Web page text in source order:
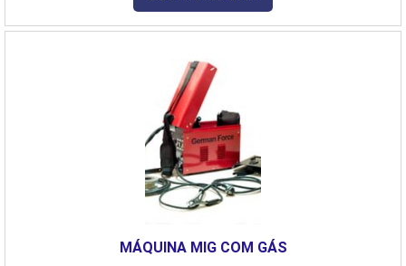
objetivo é disponibilizar o que há de melhor para fidelizar os
clientes.QUALIDADE COMPROVADA NO SEGMENTOSomente na
queimadores industriais. Com foco na experiência dos clientes,
oferece itens variados como conserto de queimadores e
manutenção de queimadores industriais com ótima qualidade e
proteção. Se diferenciando dentro de seu segmento, a empresa
consegue também proporcionar um atendimento cuidadoso e que
busca a satisfação do cliente.A Inovatti Queimadores Industriais é
uma empresa que tem sido preferência no segmento por toda
que estão prontos para oferecer suporte e assistência durante todo
o processo de compra. A empresa também se destaca pelo seu
compromisso com a satisfação do cliente, garantindo a entrega
dos produtos dentro do prazo e oferecendo um excelente
atendimento pós-venda. Portanto, se você está interessado em
comprar um castelo moenda, entre em contato com a Normatec e
descubra as opções disponíveis.
MÁQUINA MIG COM GÁS